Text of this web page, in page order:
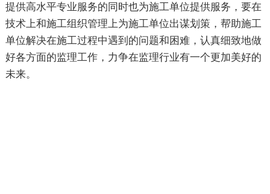
提供高水平专业服务的同时也为施工单位提供服务，要在
技术上和施工组织管理上为施工单位出谋划策，帮助施工
单位解决在施工过程中遇到的问题和困难，认真细致地做
好各方面的监理工作，力争在监理行业有一个更加美好的
未来。